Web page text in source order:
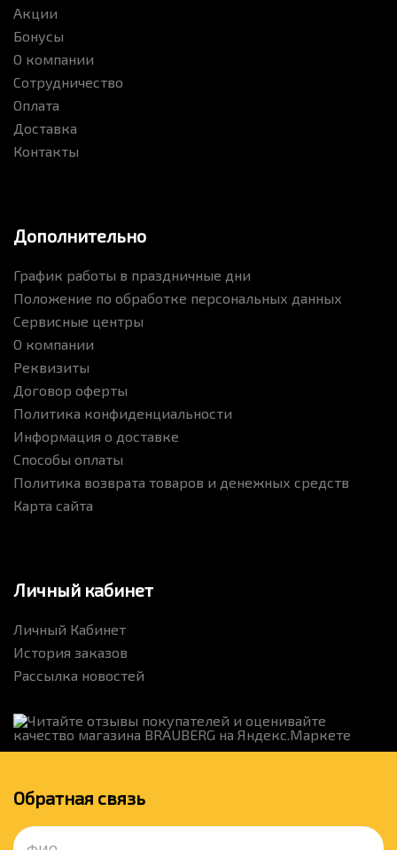
Акции
Бонусы
О компании
Сотрудничество
Оплата
Доставка
Контакты
Дополнительно
График работы в праздничные дни
Положение по обработке персональных данных
Сервисные центры
О компании
Реквизиты
Договор оферты
Политика конфиденциальности
Информация о доставке
Способы оплаты
Политика возврата товаров и денежных средств
Карта сайта
Личный кабинет
Личный Кабинет
История заказов
Рассылка новостей
Обратная связь